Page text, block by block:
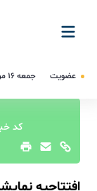
عضویت جمعه ۱۶ مرداد ۱۴۰۵
کد خبر:
افتتاحیه